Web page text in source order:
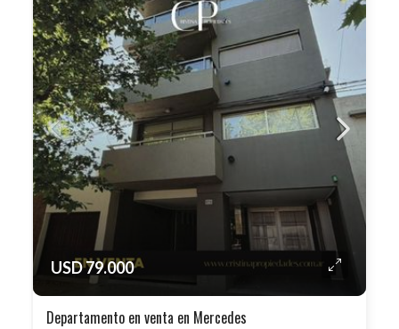
USD 79.000
Departamento en venta en Mercedes